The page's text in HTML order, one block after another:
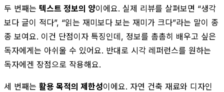
두 번째는 텍스트 정보의 양이에요. 실제 리뷰를 살펴보면 “생각
보다 글이 적다”, “읽는 재미보다 보는 재미가 크다”라는 말이 종
종 보여요. 이건 단점이자 특징인데, 정보를 촘촘히 배우고 싶은
독자에게는 아쉬울 수 있어요. 반대로 시각 레퍼런스를 원하는
독자에겐 장점으로 작용해요.
세 번째는 활용 목적의 제한성이에요. 자연 건축 재료와 디자인